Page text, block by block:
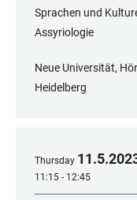
Sprachen und
Assyriologie
Neue Universität,
Heidelberg
Thursday 11.5.
11:15 - 12:45